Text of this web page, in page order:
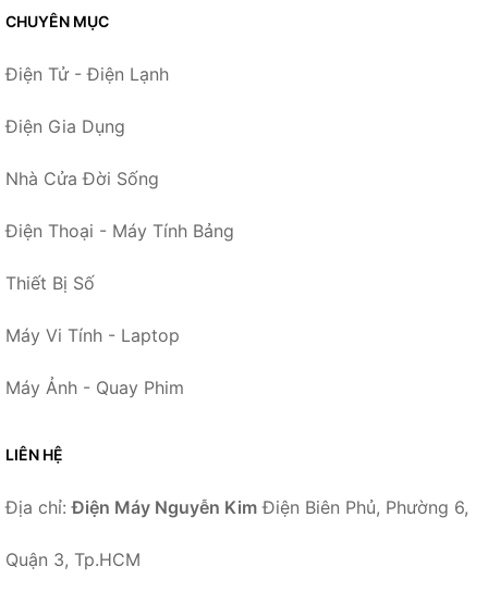
CHUYÊN MỤC
Điện Tử - Điện Lạnh
Điện Gia Dụng
Nhà Cửa Đời Sống
Điện Thoại - Máy Tính Bảng
Thiết Bị Số
Máy Vi Tính - Laptop
Máy Ảnh - Quay Phim
LIÊN HỆ
Địa chỉ:Điện Máy Nguyễn Kim Điện Biên Phủ, Phường 6,
Quận 3, Tp.HCM